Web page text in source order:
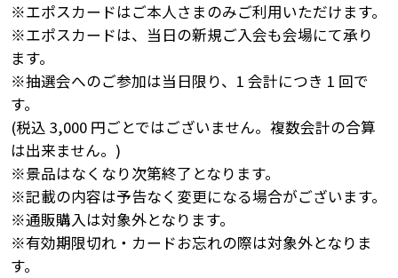
※エポスカードはご本人さまのみご利用いただけます。
※エポスカードは、当日の新規ご入会も会場にて承り
ます。
※抽選会へのご参加は当日限り、1 会計につき 1 回で
す。
(税込 3,000 円ごとではございません。複数会計の合算
は出来ません。)
※景品はなくなり次第終了となります。
※記載の内容は予告なく変更になる場合がございます。
※通販購入は対象外となります。
※有効期限切れ・カードお忘れの際は対象外となりま
す。